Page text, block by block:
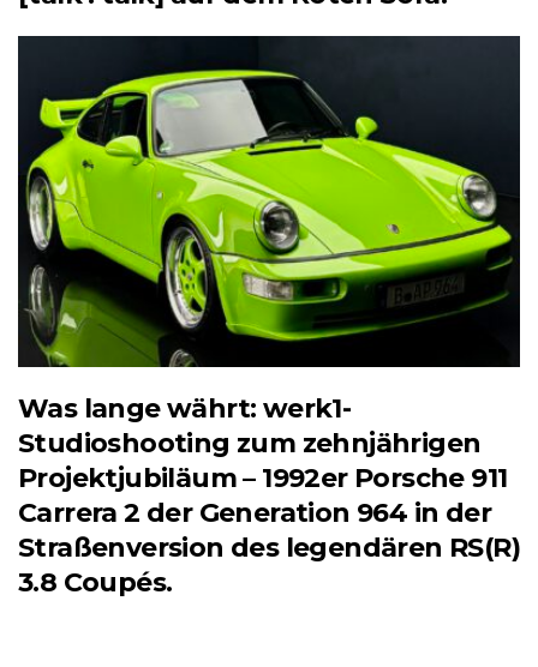
Was lange währt: werk1-
Studioshooting zum zehnjährigen
Projektjubiläum – 1992er Porsche 911
Carrera 2 der Generation 964 in der
Straßenversion des legendären RS(R)
3.8 Coupés.